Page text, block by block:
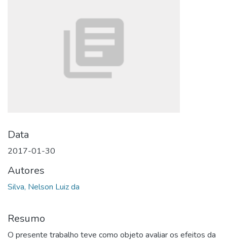
Data
2017-01-30
Autores
Silva, Nelson Luiz da
Resumo
O presente trabalho teve como objeto avaliar os efeitos da